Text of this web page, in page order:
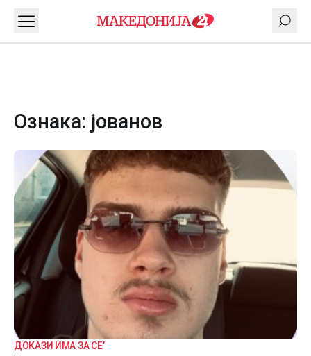
Ознака: јованов
ДОКАЗИ ИМА ЗА СЕ’